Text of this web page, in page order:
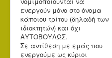
ενεργούν μόνο στο όνομα
κάποιου τρίτου (δηλαδή των
ιδιοκτητών) και όχι
ΑΥΤΟΒΟΥΛΩΣ.
Σε αντίθεση με εμάς που
ενεργούμε ως κύριοι